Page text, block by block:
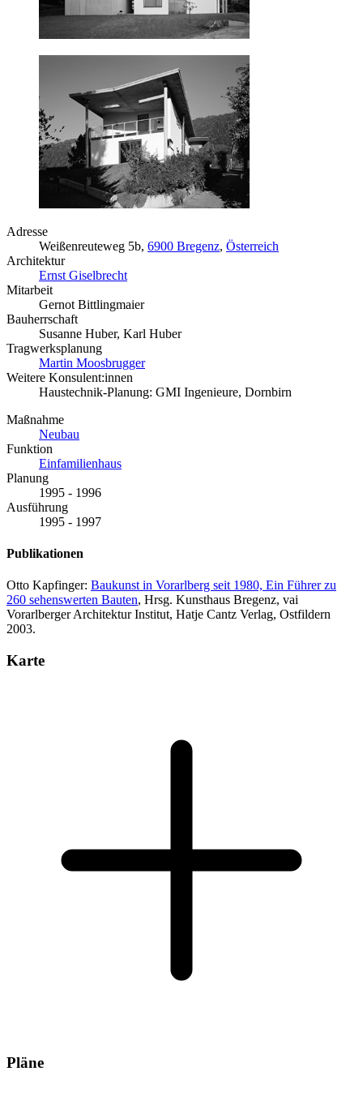
Adresse
Weißenreuteweg 5b, 6900 Bregenz, Österreich
Architektur
Ernst Giselbrecht
Mitarbeit
Gernot Bittlingmaier
Bauherrschaft
Susanne Huber, Karl Huber
Tragwerksplanung
Martin Moosbrugger
Weitere Konsulent:innen
Haustechnik-Planung: GMI Ingenieure, Dornbirn
Maßnahme
Neubau
Funktion
Einfamilienhaus
Planung
1995 - 1996
Ausführung
1995 - 1997
Publikationen
Otto Kapfinger: Baukunst in Vorarlberg seit 1980, Ein Führer zu
260 sehenswerten Bauten, Hrsg. Kunsthaus Bregenz, vai
Vorarlberger Architektur Institut, Hatje Cantz Verlag, Ostfildern
2003.
Karte
Pläne